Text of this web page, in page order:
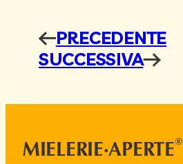
←PRECEDENTE
SUCCESSIVA→
MIELERIE·APERTE®